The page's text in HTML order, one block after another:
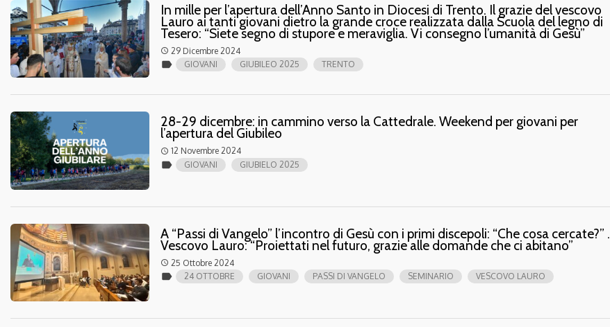
In mille per l’apertura dell’Anno Santo in Diocesi di Trento. Il grazie del vescovo
Lauro ai tanti giovani dietro la grande croce realizzata dalla Scuola del legno di
Tesero: “Siete segno di stupore e meraviglia. Vi consegno l’umanità di Gesù”
access_time 29 Dicembre 2024
label GIOVANI GIUBILEO 2025 TRENTO
28-29 dicembre: in cammino verso la Cattedrale. Weekend per giovani per
l’apertura del Giubileo
access_time 12 Novembre 2024
label GIOVANI GIUBIELO 2025
A “Passi di Vangelo” l’incontro di Gesù con i primi discepoli: “Che cosa cercate?” .
Vescovo Lauro: “Proiettati nel futuro, grazie alle domande che ci abitano”
access_time 25 Ottobre 2024
label 24 OTTOBRE GIOVANI PASSI DI VANGELO SEMINARIO VESCOVO LAURO